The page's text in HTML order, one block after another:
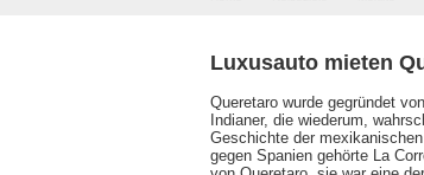
Luxusauto mieten
Queretaro wurde gegründet
Indianer, die wiederum,
Geschichte der
gegen Spanien gehörte La